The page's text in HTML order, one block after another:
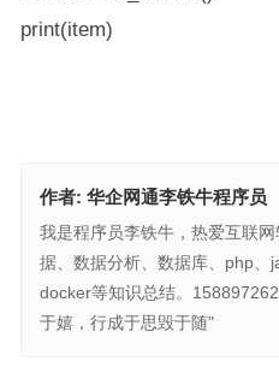
print(item)
作者: 华企网通李铁牛程序员
我是程序员李铁牛，热爱互联
据、数据分析、数据库、php、
docker等知识总结。
于嬉，行成于思毁于随"